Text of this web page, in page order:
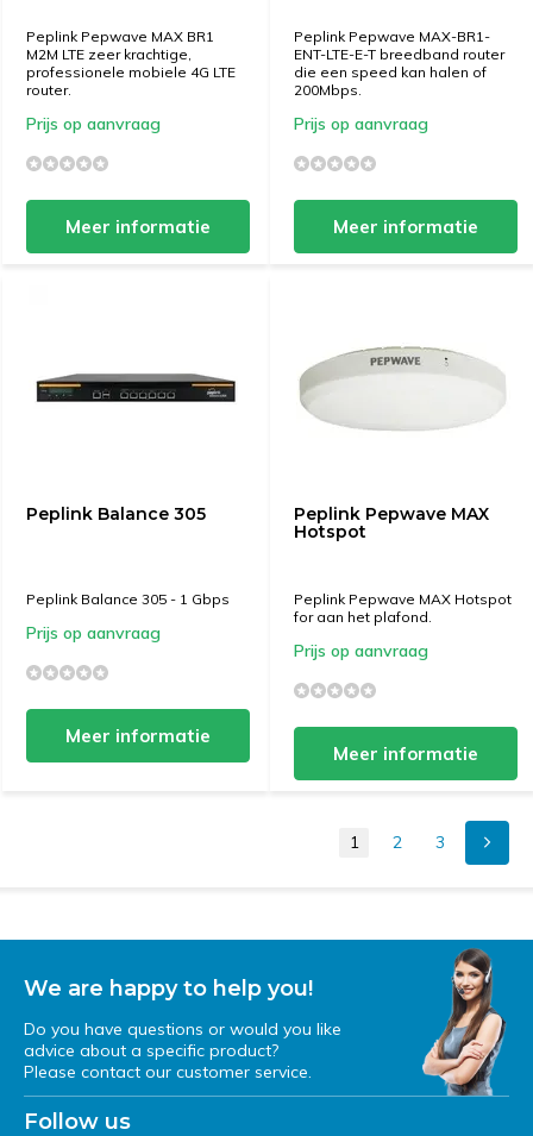
Peplink Pepwave MAX BR1
M2M LTE zeer krachtige,
professionele mobiele 4G LTE
router.
Prijs op aanvraag
Meer informatie
Peplink Pepwave MAX-BR1-
ENT-LTE-E-T breedband router
die een speed kan halen of
200Mbps.
Prijs op aanvraag
Meer informatie
Peplink Balance 305
Peplink Balance 305 - 1 Gbps
Prijs op aanvraag
Meer informatie
Peplink Pepwave MAX
Hotspot
Peplink Pepwave MAX Hotspot
for aan het plafond.
Prijs op aanvraag
Meer informatie
1 2 3
We are happy to help you!
Do you have questions or would you like
advice about a specific product?
Please contact our customer service.
Follow us